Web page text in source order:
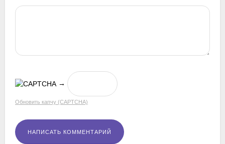
→
Обновить капчу (CAPTCHA)